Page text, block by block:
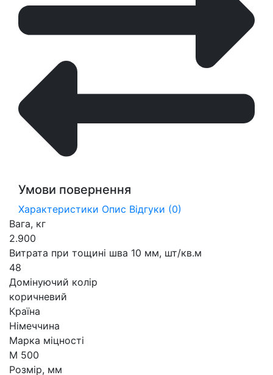
Умови повернення
Характеристики Опис Відгуки (0)
Вага, кг
2.900
Витрата при тощині шва 10 мм, шт/кв.м
48
Домінуючий колір
коричневий
Країна
Німеччина
Марка міцності
М 500
Розмір, мм